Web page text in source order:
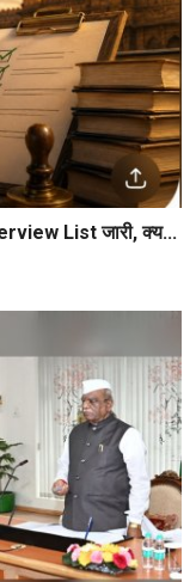
List जारी, क्य...